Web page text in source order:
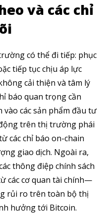
với tin tức nhanh chóng, góc
lượng kiến thức cần thiết trong
và các chỉ
có thể đi tiếp: phục
tiếp tục chịu áp lực
cải thiện và tâm lý
báo quan trọng cần
các sản phẩm đầu tư
trên thị trường phái
các chỉ báo on-chain
giao dịch. Ngoài ra,
thông điệp chính sách
các cơ quan tài chính—
rủi ro trên toàn bộ thị
hưởng tới Bitcoin.